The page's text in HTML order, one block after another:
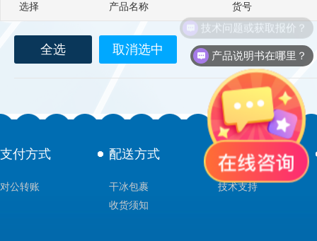
Biotez Berlin Diametra
Berry & Associates Zedira
LGC Maine Standards Biolife
Abbexa AbD Serotec
选择 产品名称 货号
全选 取消选中
支付方式
对公转账
配送方式
干冰包裹
收货须知
售后服务
技术支持
技术问题或获取报价？
产品说明书在哪里？